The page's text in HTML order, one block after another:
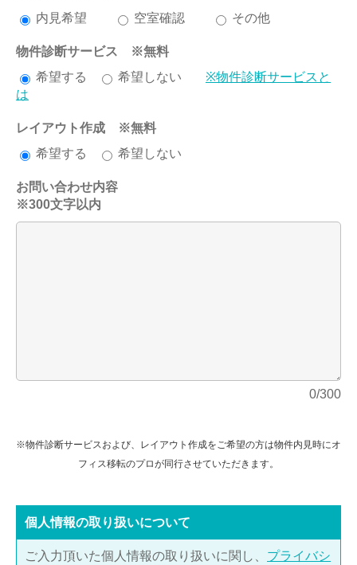
内見希望
空室確認 その他
物件診断サービス ※無料
希望する
希望しない
※物件診断サービスと
は
レイアウト作成 ※無料
希望する
希望しない
お問い合わせ内容
※300文字以内
0/300
※物件診断サービスおよび、レイアウト作成をご希望の方は物件内見時にオ
フィス移転のプロが同行させていただきます。
個⼈情報の取り扱いについて
ご入力頂いた個人情報の取り扱いに関し、 プライバシ